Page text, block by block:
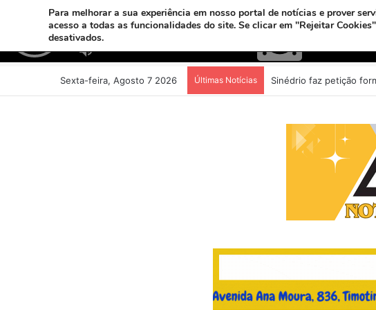
Sexta-feira, Agosto 7 2026 Últimas Notícias
Para melhorar a sua experiência em nosso portal de notícias e prover
acesso a todas as funcionalidades do site. Se clicar em "Rejeitar
desativados.